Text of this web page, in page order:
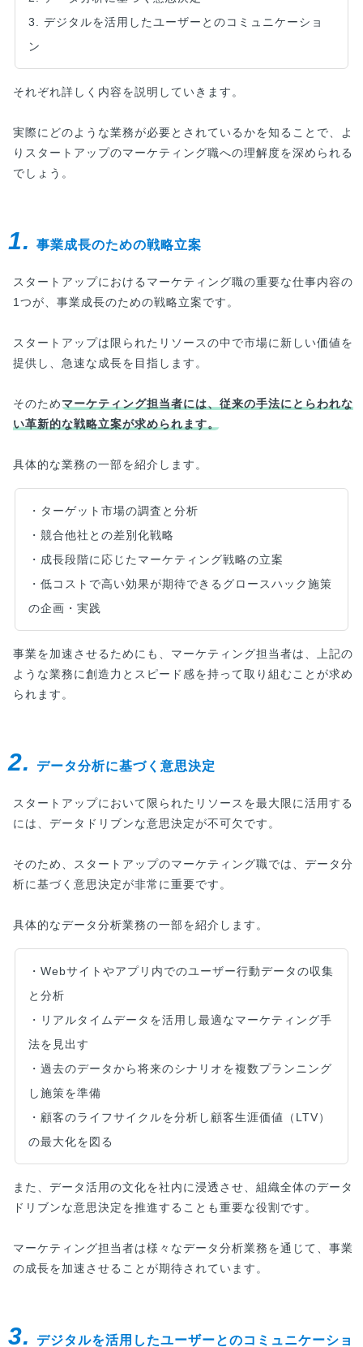
3. デジタルを活用したユーザーとのコミュニケーショ
ン
それぞれ詳しく内容を説明していきます。
実際にどのような業務が必要とされているかを知ることで、よ
りスタートアップのマーケティング職への理解度を深められる
でしょう。
1. 事業成長のための戦略立案
スタートアップにおけるマーケティング職の重要な仕事内容の
1つが、事業成長のための戦略立案です。
スタートアップは限られたリソースの中で市場に新しい価値を
提供し、急速な成長を目指します。
そのためマーケティング担当者には、従来の手法にとらわれな
い革新的な戦略立案が求められます。
具体的な業務の一部を紹介します。
・ターゲット市場の調査と分析
・競合他社との差別化戦略
・成長段階に応じたマーケティング戦略の立案
・低コストで高い効果が期待できるグロースハック施策
の企画・実践
事業を加速させるためにも、マーケティング担当者は、上記の
ような業務に創造力とスピード感を持って取り組むことが求め
られます。
2. データ分析に基づく意思決定
スタートアップにおいて限られたリソースを最大限に活用する
には、データドリブンな意思決定が不可欠です。
そのため、スタートアップのマーケティング職では、データ分
析に基づく意思決定が非常に重要です。
具体的なデータ分析業務の一部を紹介します。
・Webサイトやアプリ内でのユーザー行動データの収集
と分析
・リアルタイムデータを活用し最適なマーケティング手
法を見出す
・過去のデータから将来のシナリオを複数プランニング
し施策を準備
・顧客のライフサイクルを分析し顧客生涯価値（LTV）
の最大化を図る
また、データ活用の文化を社内に浸透させ、組織全体のデータ
ドリブンな意思決定を推進することも重要な役割です。
マーケティング担当者は様々なデータ分析業務を通じて、事業
の成長を加速させることが期待されています。
3.
デジタルを活用したユーザーとのコミュニケーショ